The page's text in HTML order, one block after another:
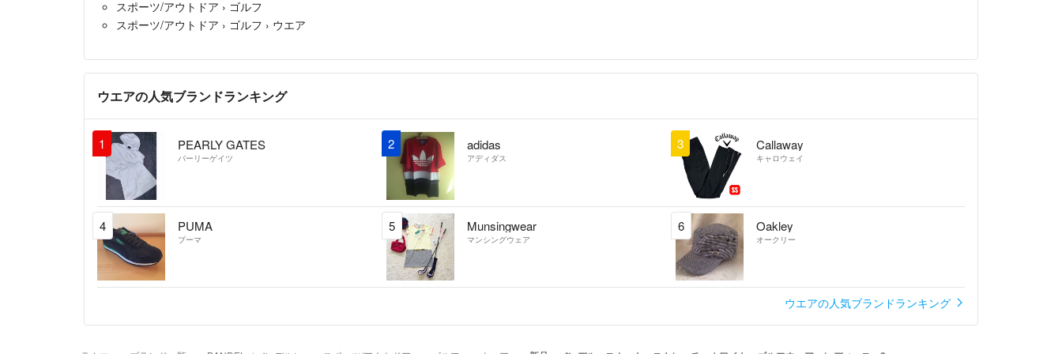
スポーツ/アウトドア › ゴルフ
スポーツ/アウトドア › ゴルフ › ウエア
ウエアの人気ブランドランキング
1 PEARLY GATES
パーリーゲイツ
2 adidas
アディダス
3 Callaway
キャロウェイ
4 PUMA
プーマ
5 Munsingwear
マンシングウェア
6 Oakley
オークリー
ウエアの人気ブランドランキング